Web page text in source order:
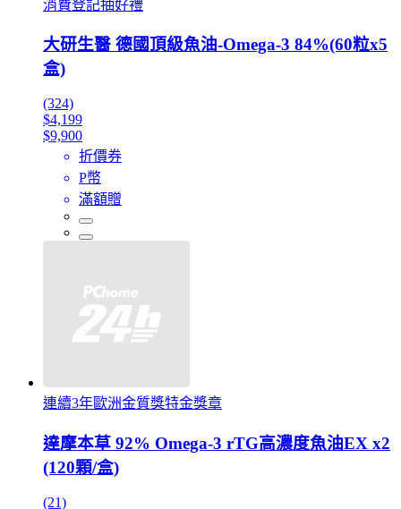
消費登記抽好禮
大研生醫 德國頂級魚油-Omega-3 84%(60粒x5
盒)
(324)
$4,199
$9,900
折價券
P幣
滿額贈
連續3年歐洲金質獎特金獎章
達摩本草 92% Omega-3 rTG高濃度魚油EX x2
(120顆/盒)
(21)